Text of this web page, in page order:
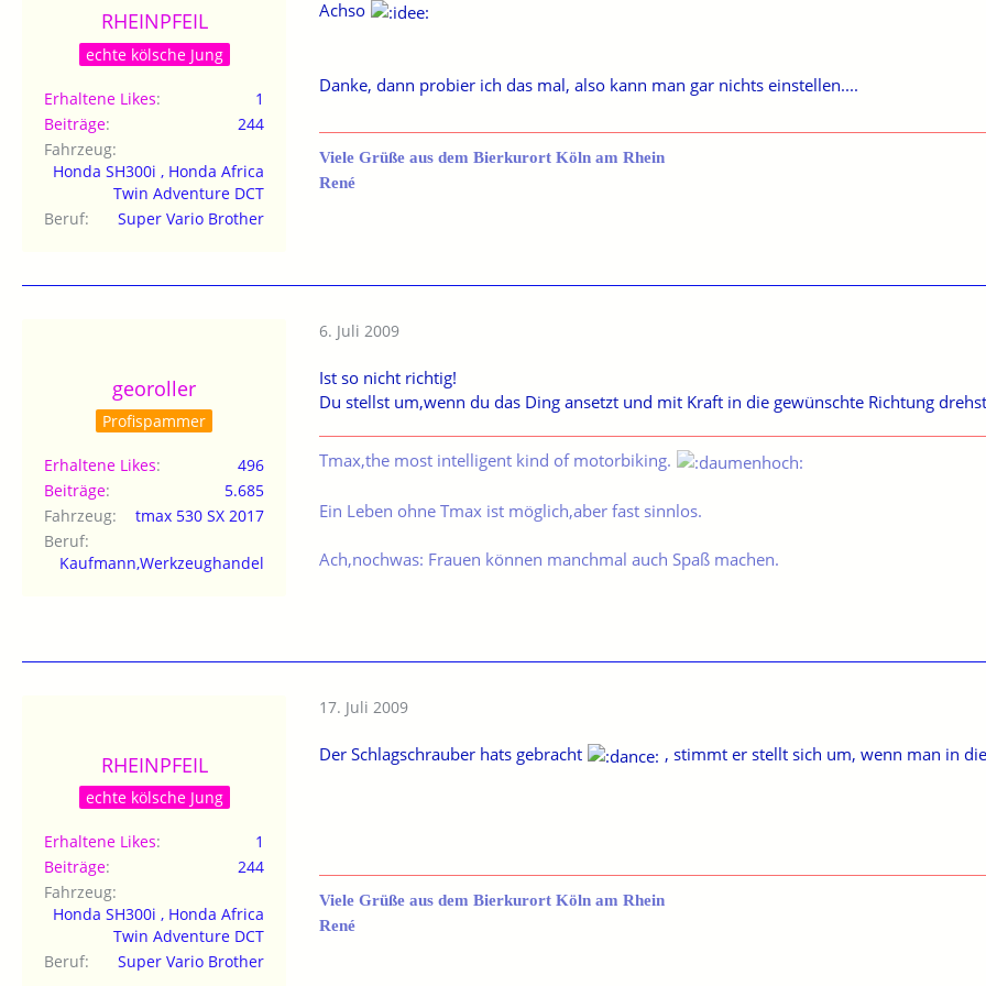
RHEINPFEIL
echte kölsche Jung
Erhaltene Likes
1
Beiträge
244
Fahrzeug
Honda SH300i , Honda Africa
Twin Adventure DCT
Beruf
Super Vario Brother
Achso
Danke, dann probier ich das mal, also kann man gar nichts einstellen....
Viele Grüße aus dem Bierkurort Köln am Rhein
René
georoller
Profispammer
Erhaltene Likes
496
Beiträge
5.685
Fahrzeug
tmax 530 SX 2017
Beruf
Kaufmann,Werkzeughandel
6. Juli 2009
Ist so nicht richtig!
Du stellst um,wenn du das Ding ansetzt und mit Kraft in die gewünschte Richtung
Tmax,the most intelligent kind of motorbiking.
Ein Leben ohne Tmax ist möglich,aber fast sinnlos.
Ach,nochwas: Frauen können manchmal auch Spaß machen.
RHEINPFEIL
echte kölsche Jung
Erhaltene Likes
1
Beiträge
244
Fahrzeug
Honda SH300i , Honda Africa
Twin Adventure DCT
Beruf
Super Vario Brother
17. Juli 2009
Der Schlagschrauber hats gebracht , stimmt er stellt sich um, wenn man in
Viele Grüße aus dem Bierkurort Köln am Rhein
René